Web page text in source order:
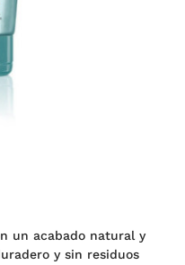
un acabado natural y
y sin residuos